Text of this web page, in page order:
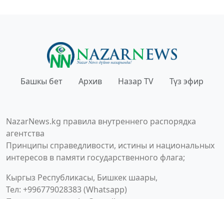
Башкы бет Архив Назар TV Түз эфир
NazarNews.kg правила внутреннего распорядка
агентства
Принципы справедливости, истины и национальных
интересов в памяти государственного флага;
Кыргыз Республикасы, Бишкек шаары,
Тел: +996779028383 (Whatsapp)